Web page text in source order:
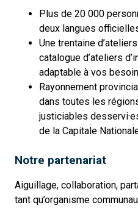
Plus de 20 000
deux langues
Une trentaine
catalogue d’ateliers
adaptable à vos
Rayonnement
dans toutes les
justiciables
de la Capitale
Notre partenariat
Aiguillage, collaboration,
tant qu’organisme